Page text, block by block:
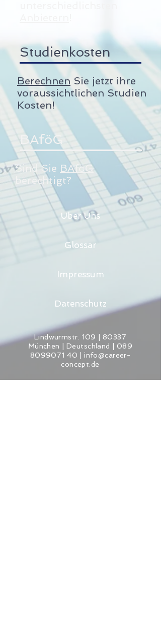
Berechnen Sie jetzt ihre
voraussichtlichen Studien
Kosten!
Studienkosten
Sind Sie BAföG
berechtigt?
BAföG
Über Uns
Glossar
Impressum
Datenschutz
Lindwurmstr. 109 | 80337
München | Deutschland | 089
8099071 40 |info@career-
concept.de